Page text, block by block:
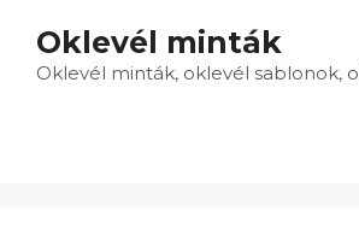
tartalomba
Oklevél minták
Oklevél minták, oklevél sablonok,